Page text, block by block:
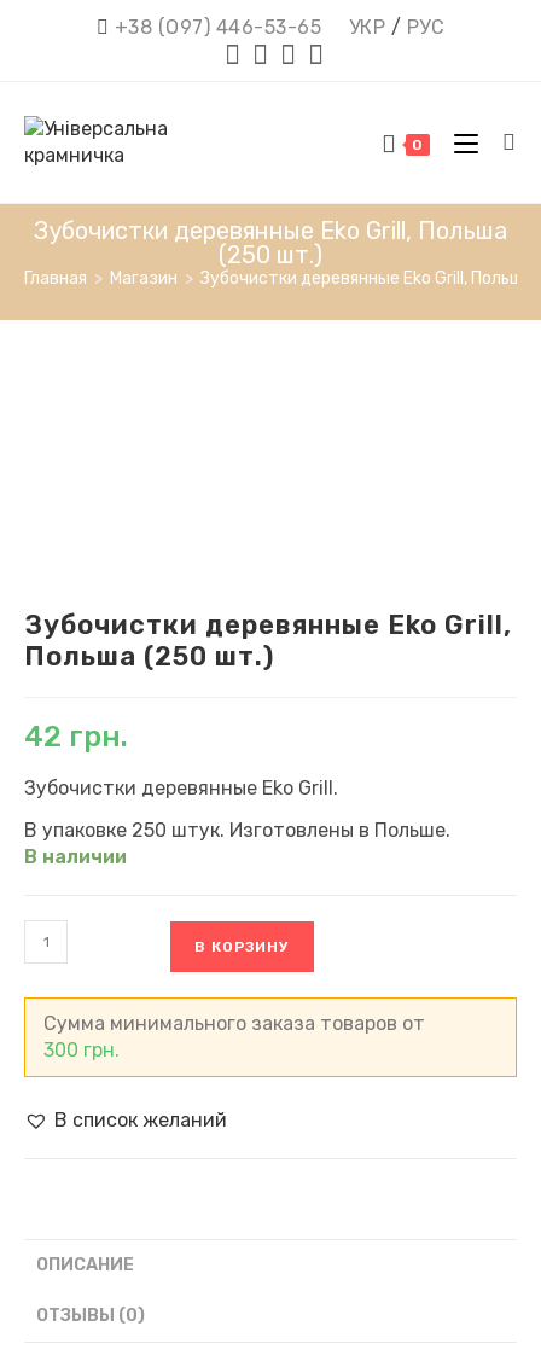
+38 (О97) 446-53-65 УКР / РУС
0
Зубочистки деревянные Eko Grill, Польша
(250 шт.)
Главная > Магазин > Зубочистки деревянные Eko Grill,
Зубочистки деревянные Eko Grill,
Польша (250 шт.)
42 грн.
Зубочистки деревянные Eko Grill.
В упаковке 250 штук. Изготовлены в Польше.
В наличии
товара
деревянные
Eko
Grill,
шт.)
В КОРЗИНУ
Сумма минимального заказа товаров от
300 грн.
В список желаний
ОПИСАНИЕ
ОТЗЫВЫ (0)